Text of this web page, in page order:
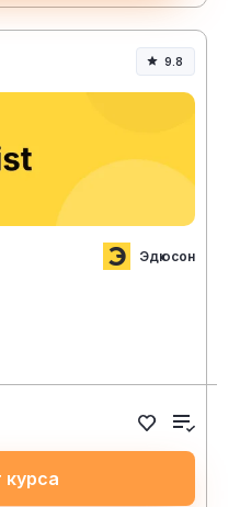
9.8
Эдюсон
курса